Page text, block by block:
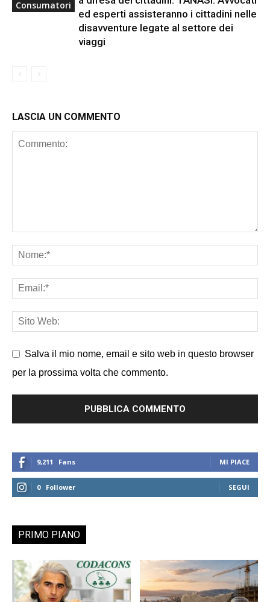
Consumatori
ed esperti assisteranno i cittadini nelle
disavventure legate al settore dei
viaggi
LASCIA UN COMMENTO
Salva il mio nome, email e sito web in questo browser
per la prossima volta che commento.
9,211 Fans MI PIACE
0 Follower SEGUI
PRIMO PIANO